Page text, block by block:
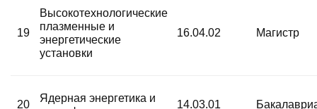
19
Высокотехнологические
плазменные и
энергетические
установки
16.04.02 Магистр
20
Ядерная энергетика и
14.03.01